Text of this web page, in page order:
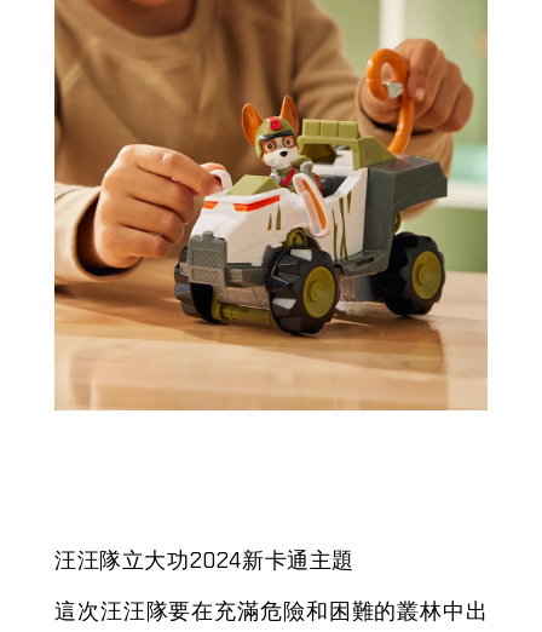
汪汪隊立大功2024新卡通主題
這次汪汪隊要在充滿危險和困難的叢林中出